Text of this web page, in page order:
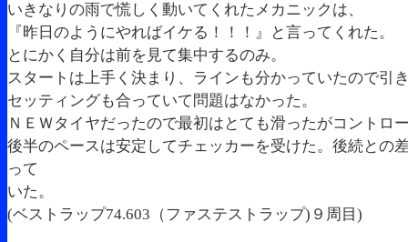
いきなりの雨で慌しく動いてくれたメカニックは、
『昨日のようにやればイケる！！！』と言ってくれた。
とにかく自分は前を見て集中するのみ。
スタートは上手く決まり、ラインも分かっていたので引
セッティングも合っていて問題はなかった。
ＮＥＷタイヤだったので最初はとても滑ったがコントロ
後半のペースは安定してチェッカーを受けた。後続との
って
いた。
(ベストラップ74.603（ファステストラップ)９周目)